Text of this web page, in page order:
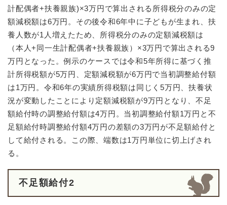
計配偶者+扶養親族)×3万円で算出される所得税分のみの定
額減税額は6万円。その後令和6年中に子どもが生まれ、扶
養人数が1人増えたため、所得税分のみの定額減税額は
（本人+同一生計配偶者+扶養親族）×3万円で算出される9
万円となった。例示のケースでは令和5年所得に基づく推
計所得税額が5万円、定額減税額が6万円で当初調整給付額
は1万円。令和6年の実績所得税額は同じく5万円、扶養状
況が変動したことにより定額減税額が9万円となり、不足
額給付時の調整給付額は4万円。当初調整給付額1万円と不
足額給付時調整給付額4万円の差額の3万円が不足額給付と
して給付される。この際、端数は1万円単位に切上げされ
る。
不足額給付2